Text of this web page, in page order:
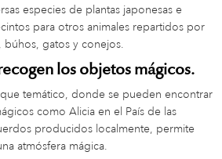
especies de plantas japonesas e
para otros animales repartidos por
gatos y conejos.
los objetos mágicos.
temático, donde se pueden encontrar
como Alicia en el País de las
producidos localmente, permite
atmósfera mágica.